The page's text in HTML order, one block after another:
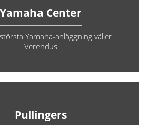
Yamaha Center
Yamaha-anläggning väljer
Verendus
Pullingers